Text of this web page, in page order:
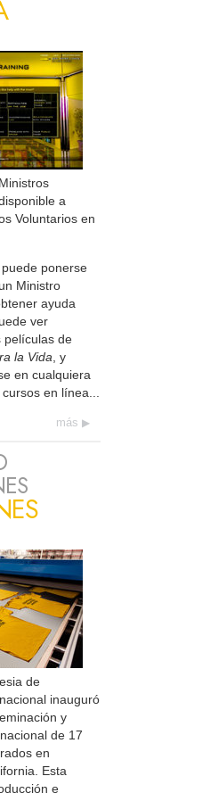
a
Voluntarios en
ponerse
Ministro
ayuda
ver
películas de
la Vida , y
en cualquiera
en línea...
más
de
inauguró
y
de 17
en
Esta
e